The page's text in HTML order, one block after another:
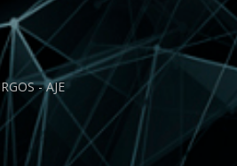
- AJE